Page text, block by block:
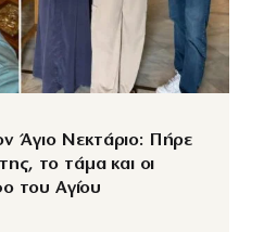
Άγιο Νεκτάριο: Πήρε
το τάμα και οι
του Αγίου